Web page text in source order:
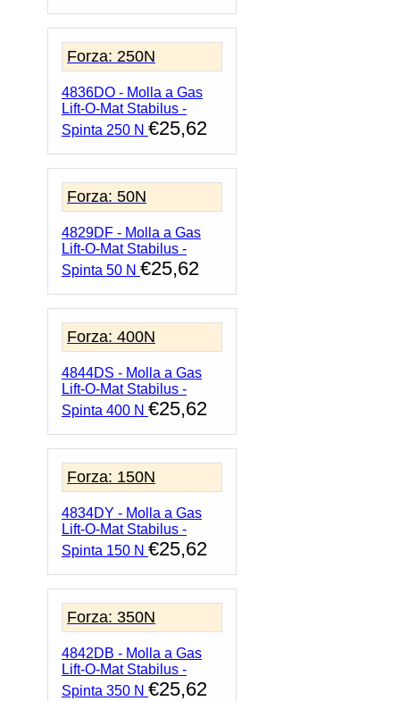
Forza: 250N
4836DO - Molla a Gas
Lift-O-Mat Stabilus -
Spinta 250 N €25,62
Forza: 50N
4829DF - Molla a Gas
Lift-O-Mat Stabilus -
Spinta 50 N €25,62
Forza: 400N
4844DS - Molla a Gas
Lift-O-Mat Stabilus -
Spinta 400 N €25,62
Forza: 150N
4834DY - Molla a Gas
Lift-O-Mat Stabilus -
Spinta 150 N €25,62
Forza: 350N
4842DB - Molla a Gas
Lift-O-Mat Stabilus -
Spinta 350 N €25,62